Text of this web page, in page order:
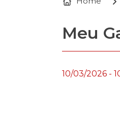
Meu
10/03/2026 -